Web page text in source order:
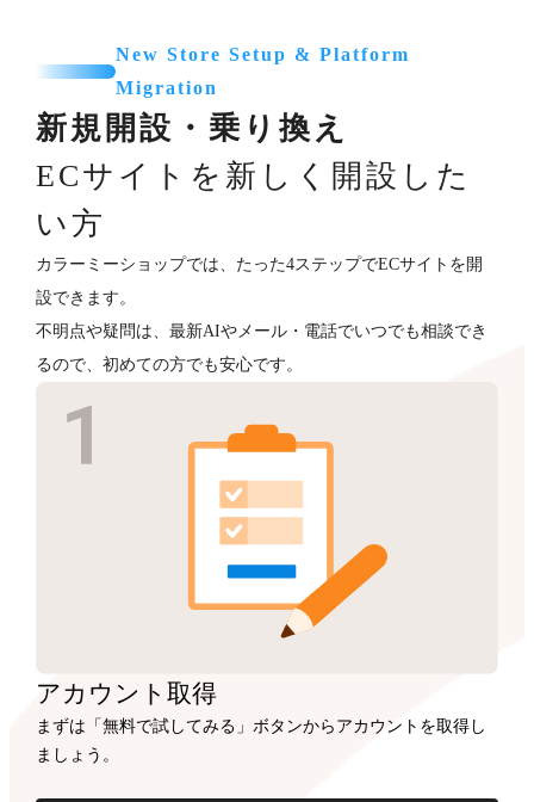
New Store Setup & Platform
Migration
新規開設・乗り換え
ECサイトを新しく開設した
い方
カラーミーショップでは、たった4ステップでECサイトを開
設できます。
不明点や疑問は、最新AIやメール・電話でいつでも相談でき
るので、初めての方でも安心です。
アカウント取得
まずは「無料で試してみる」ボタンからアカウントを取得し
ましょう。